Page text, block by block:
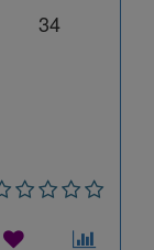
34